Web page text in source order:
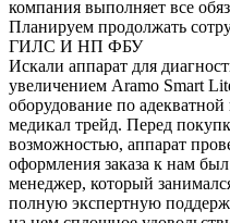
компания выполняет все
Планируем продолжать
ГИЛС И НП ФБУ
Искали аппарат для
увеличением Aramo Smart
оборудование по
медикал трейд. Перед
возможностью, аппарат
оформления заказа к нам
менеджер, который
полную экспертную